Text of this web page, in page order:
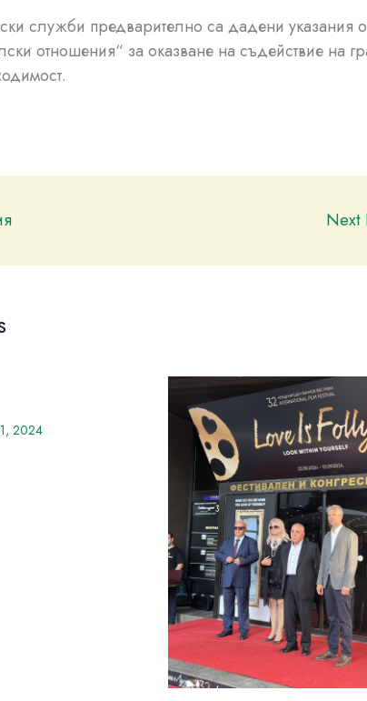
служби предварително са дадени указания
отношения“ за оказване на съдействие на
Next
2024